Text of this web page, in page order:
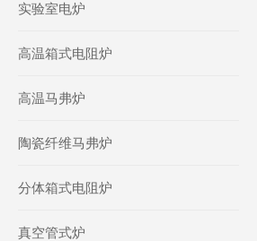
实验室电炉
高温箱式电阻炉
高温马弗炉
陶瓷纤维马弗炉
分体箱式电阻炉
真空管式炉